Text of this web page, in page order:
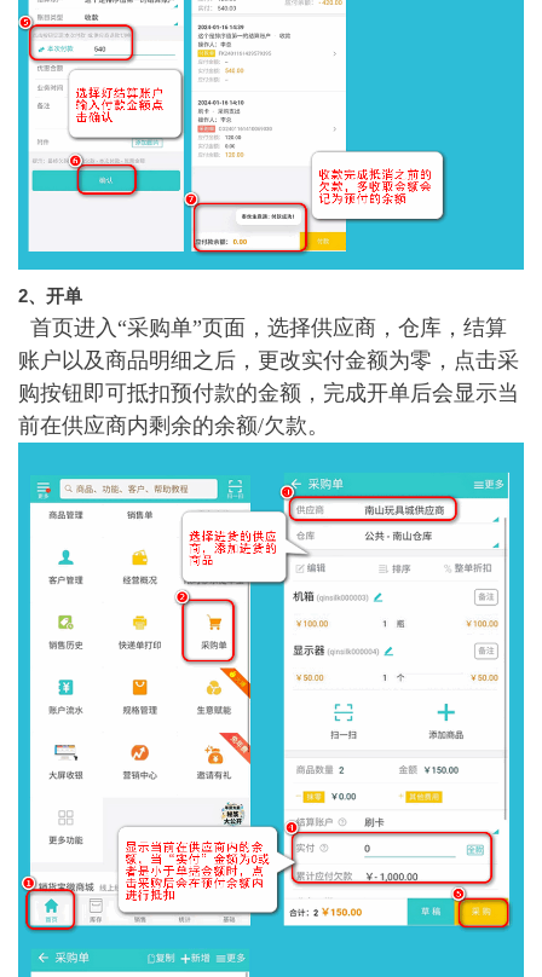
2、开单
首页进入“采购单”页面，选择供应商，仓库，结算
账户以及商品明细之后，更改实付金额为零，点击采
购按钮即可抵扣预付款的金额，完成开单后会显示当
前在供应商内剩余的余额/欠款。